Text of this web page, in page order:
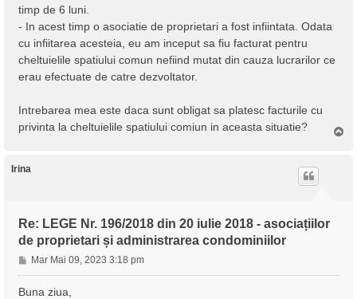
timp de 6 luni.
- In acest timp o asociatie de proprietari a fost infiintata. Odata
cu infiitarea acesteia, eu am inceput sa fiu facturat pentru
cheltuielile spatiului comun nefiind mutat din cauza lucrarilor ce
erau efectuate de catre dezvoltator.
Intrebarea mea este daca sunt obligat sa platesc facturile cu
privinta la cheltuielile spatiului comiun in aceasta situatie?
Irina
Re: LEGE Nr. 196/2018 din 20 iulie 2018 - asociațiilor
de proprietari și administrarea condominiilor
M
e
Mar Mai 09, 2023 3:18 pm
Buna ziua,